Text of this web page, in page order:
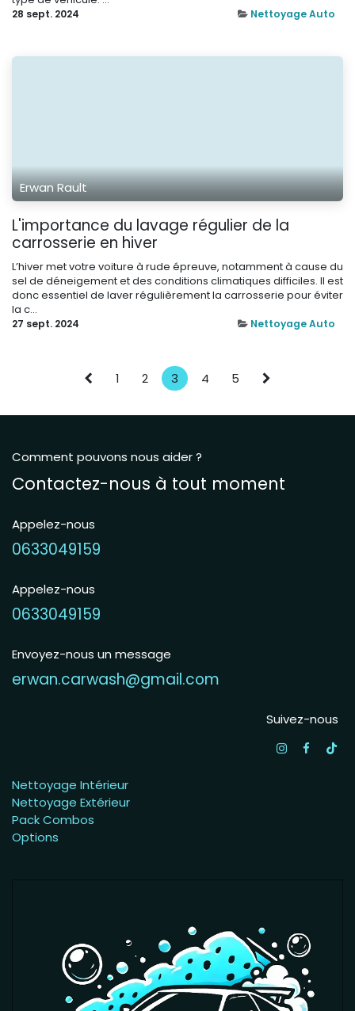
28 sept. 2024 Nettoyage Auto
Erwan Rault
L'importance du lavage régulier de la
carrosserie en hiver
L’hiver met votre voiture à rude épreuve, notamment à cause du
sel de déneigement et des conditions climatiques difficiles. Il est
donc essentiel de laver régulièrement la carrosserie pour éviter
la c...
27 sept. 2024 Nettoyage Auto
1 2 3 4 5
Comment pouvons nous aider ?
Contactez-nous à tout moment
Appelez-nous
0633049159
Appelez-nous
0633049159
Envoyez-nous un message
erwan.carwash@gmail.com
Suivez-nous
Nettoyage Intérieur
Nettoyage Extérieur
Pack Combos
Options